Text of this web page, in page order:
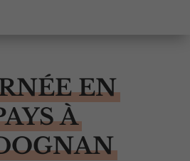
EN
À